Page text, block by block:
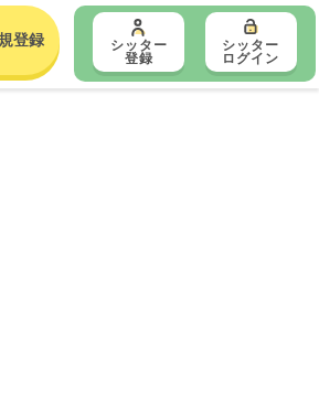
登録
シッター
登録
シッター
ログイン